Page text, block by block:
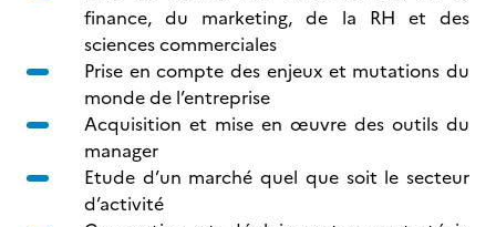
finance, du marketing, de la RH et des
sciences commerciales
Prise en compte des enjeux et mutations du
monde de l’entreprise
Acquisition et mise en œuvre des outils du
manager
Etude d’un marché quel que soit le secteur
d’activité